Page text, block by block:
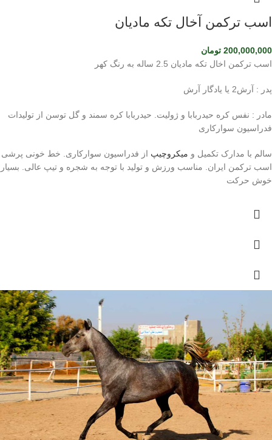
اسب ترکمن آخال تکه مادیان
200,000,000 تومان
اسب ترکمن اخال تکه مادیان 2.5 ساله به رنگ کهر
پدر : آرش2 یا یادگار آرش
مادر : نفس کره حیدربابا و ژولیت. حیدربابا کره سمند و گل توسن از تولیدات
فدراسیون سوارکاری
سالم با مدارک تکمیل و میکروچیپ از فدراسیون سوارکاری. خط خونی پرشی
اسب ترکمن ایران. مناسب ورزش و تولید با توجه به شجره و تیپ عالی. بسیار
خوش حرکت